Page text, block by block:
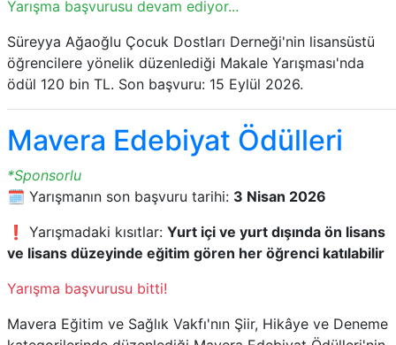
Yarışma başvurusu devam ediyor...
Süreyya Ağaoğlu Çocuk Dostları Derneği'nin lisansüstü
öğrencilere yönelik düzenlediği Makale Yarışması'nda
ödül 120 bin TL. Son başvuru: 15 Eylül 2026.
Mavera Edebiyat Ödülleri
*Sponsorlu
🗓️ Yarışmanın son başvuru tarihi: 3 Nisan 2026
❗ Yarışmadaki kısıtlar: Yurt içi ve yurt dışında ön lisans
ve lisans düzeyinde eğitim gören her öğrenci katılabilir
Yarışma başvurusu bitti!
Mavera Eğitim ve Sağlık Vakfı'nın Şiir, Hikâye ve Deneme